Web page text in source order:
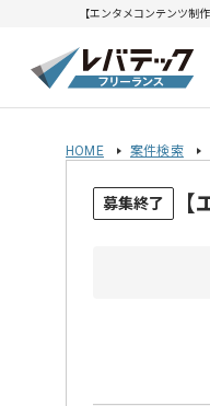
【エンタメコンテンツ制
HOME 案件検索
募集終了